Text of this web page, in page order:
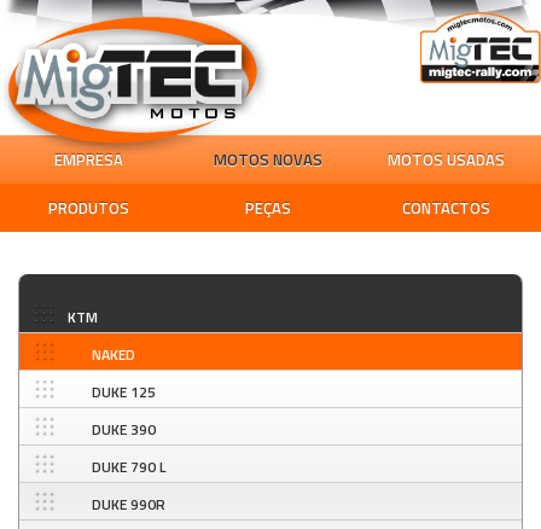
EMPRESA MOTOS NOVAS
MOTOS USADAS
PRODUTOS
PEÇAS CONTACTOS
KTM
NAKED
DUKE 125
DUKE 390
DUKE 790 L
DUKE 990R